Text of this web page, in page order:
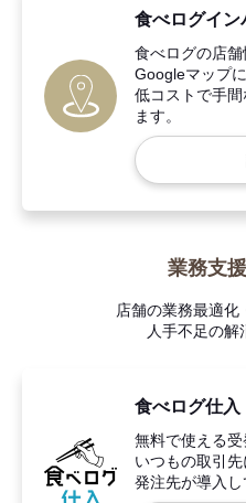
食べログイン
食べログの店舗
Googleマップ
低コストで手
ます。
業務支
店舗の業務最適化
人手不足の解
食べログ仕入
無料で使える受
いつもの取引先
発注先が導入し